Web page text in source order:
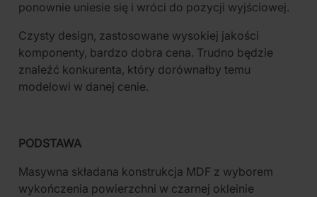
ponownie uniesie się i wróci do pozycji wyjściowej.
Czysty design, zastosowane wysokiej jakości
komponenty, bardzo dobra cena. Trudno będzie
znaleźć konkurenta, który dorównałby temu
modelowi w danej cenie.
PODSTAWA
Masywna składana konstrukcja MDF z wyborem
wykończenia powierzchni w czarnej okleinie